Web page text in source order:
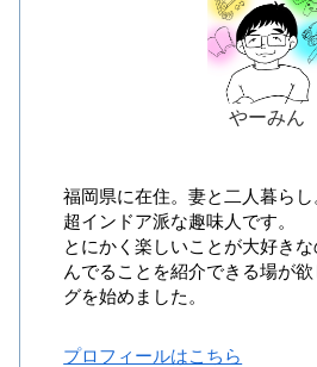
やーみん
福岡県に在住。妻と二人暮らし
超インドア派な趣味人です。
とにかく楽しいことが大好き
んでることを紹介できる場が
グを始めました。
プロフィールはこちら